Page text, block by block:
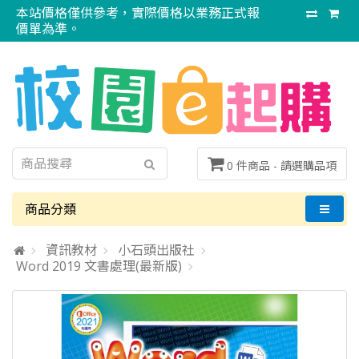
本站價格僅供參考，實際價格以業務正式報
價單為準。
0 件商品 - 請選購品項
商品分類
資訊教材
小石頭出版社
Word 2019 文書處理(最新版)